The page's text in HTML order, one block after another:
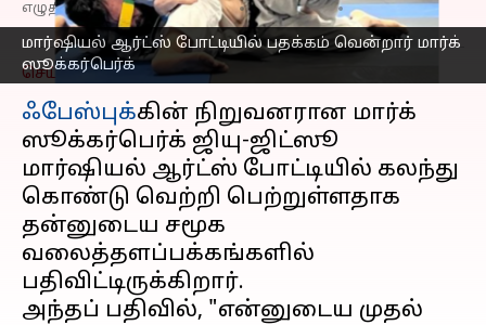
மார்ஷியல் ஆர்ட்ஸ் போட்டியில் பதக்கம் வென்றார் மார்க்
ஸூக்கர்பெர்க்
எழுதியவர் Prasanna Venkatesh May 09, 2023 11:21 am
செய்தி முன்னோட்டம்
ஃபேஸ்புக்கின் நிறுவனரான மார்க்
ஸூக்கர்பெர்க் ஜியு-ஜிட்ஸூ
மார்ஷியல் ஆர்ட்ஸ் போட்டியில் கலந்து
கொண்டு வெற்றி பெற்றுள்ளதாக
தன்னுடைய சமூக
வலைத்தளப்பக்கங்களில்
பதிவிட்டிருக்கிறார்.
அந்தப் பதிவில், "என்னுடைய முதல்